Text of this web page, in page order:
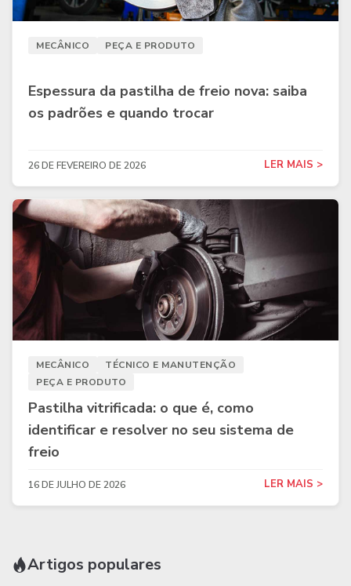
MECÂNICO PEÇA E PRODUTO
Espessura da pastilha de freio nova: saiba
os padrões e quando trocar
26 DE FEVEREIRO DE 2026 LER MAIS >
MECÂNICO
TÉCNICO E MANUTENÇÃO
PEÇA E PRODUTO
Pastilha vitrificada: o que é, como
identificar e resolver no seu sistema de
freio
16 DE JULHO DE 2026 LER MAIS >
Artigos populares